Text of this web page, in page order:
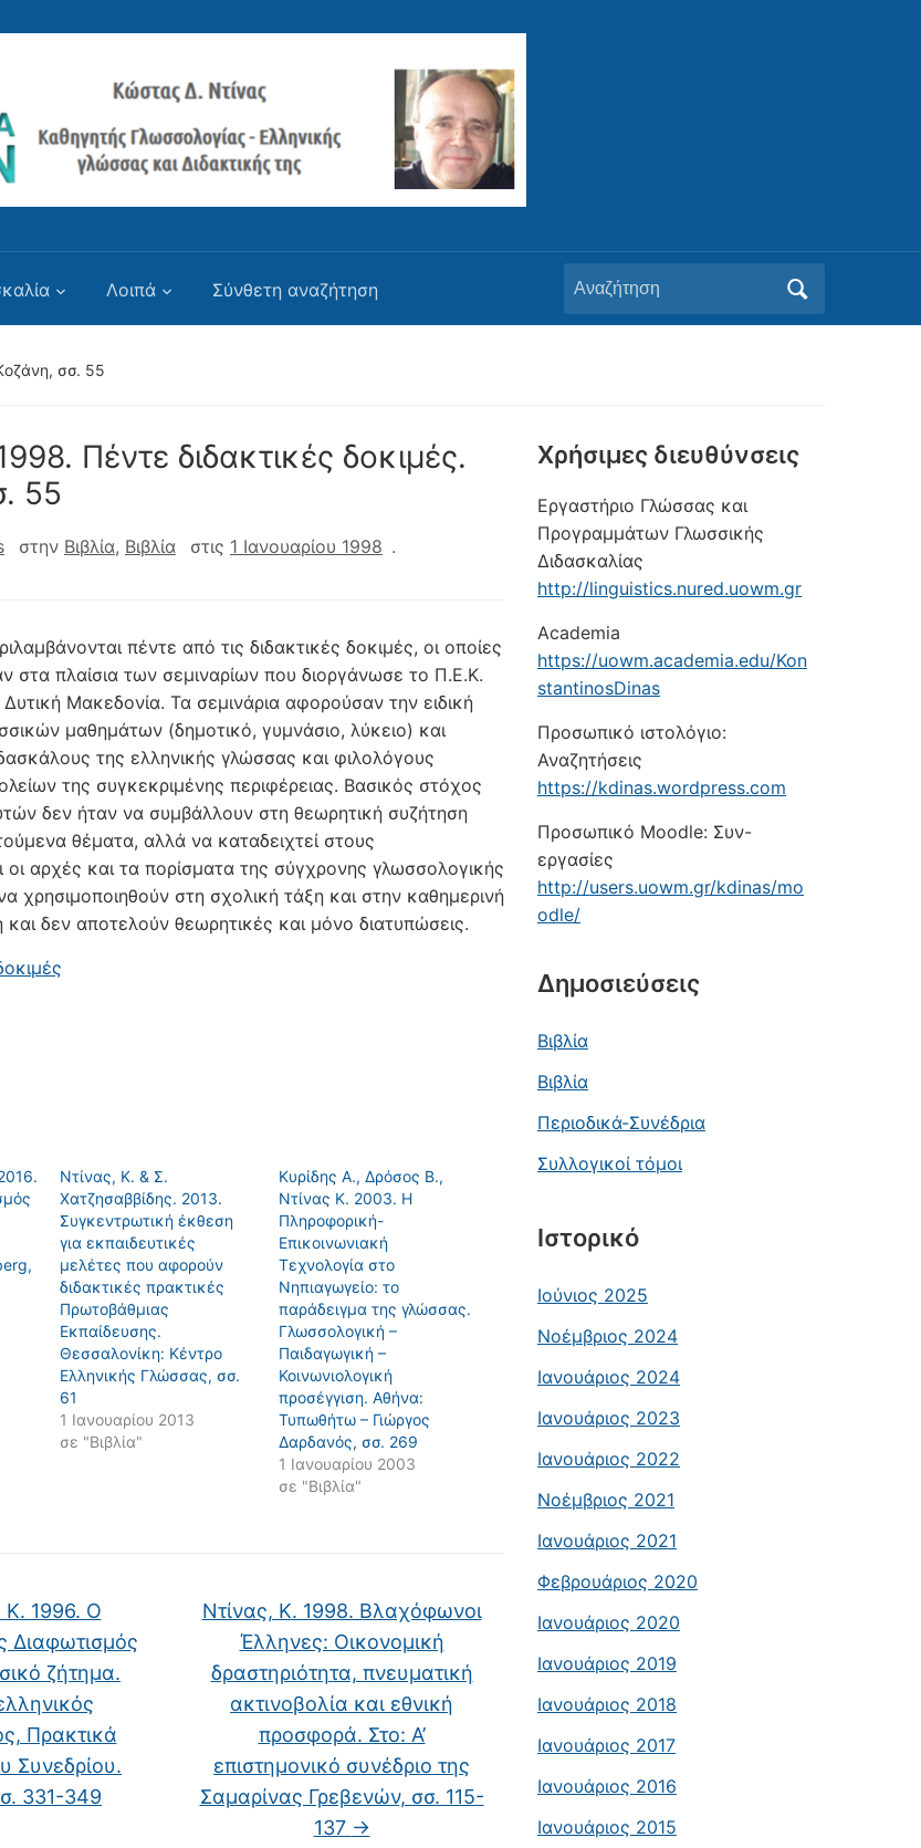
Λοιπά Σύνθετη αναζήτηση
Αναζήτηση
για:
σσ. 55
Πέντε διδακτικές δοκιμές.
55
στην Βιβλία, Βιβλία στις 1 Ιανουαρίου 1998 .
πέντε από τις διδακτικές δοκιμές, οι οποίες
στα πλαίσια των σεμιναρίων που διοργάνωσε το Π.Ε.Κ.
Μακεδονία. Τα σεμινάρια αφορούσαν την ειδική
μαθημάτων (δημοτικό, γυμνάσιο, λύκειο) και
της ελληνικής γλώσσας και φιλολόγους
της συγκεκριμένης περιφέρειας. Βασικός στόχος
δεν ήταν να συμβάλλουν στη θεωρητική συζήτηση
θέματα, αλλά να καταδειχτεί στους
οι αρχές και τα πορίσματα της σύγχρονης γλωσσολογικής
χρησιμοποιηθούν στη σχολική τάξη και στην καθημερινή
και δεν αποτελούν θεωρητικές και μόνο διατυπώσεις.
Ντίνας, Κ. & Σ.
Χατζησαββίδης. 2013.
Συγκεντρωτική έκθεση
για εκπαιδευτικές
μελέτες που αφορούν
διδακτικές πρακτικές
Πρωτοβάθμιας
Εκπαίδευσης.
Θεσσαλονίκη: Κέντρο
Ελληνικής Γλώσσας, σσ.
61
1 Ιανουαρίου 2013
σε "Βιβλία"
Κυρίδης Α., Δρόσος Β.,
Ντίνας Κ. 2003. H
Πληροφορική-
Eπικοινωνιακή
Tεχνολογία στο
Nηπιαγωγείο: το
παράδειγμα της γλώσσας.
Γλωσσολογική –
Παιδαγωγική –
Κοινωνιολογική
προσέγγιση. Αθήνα:
Τυπωθήτω – Γιώργος
Δαρδανός, σσ. 269
1 Ιανουαρίου 2003
σε "Βιβλία"
Κ. 1996. O
Διαφωτισμός
ζήτημα.
Πρακτικά
Συνεδρίου.
331-349
Ντίνας, Κ. 1998. Bλαχόφωνοι
Έλληνες: Oικονομική
δραστηριότητα, πνευματική
ακτινοβολία και εθνική
προσφορά. Στο: A’
επιστημονικό συνέδριο της
Σαμαρίνας Γρεβενών, σσ. 115-
137 →
Xρήσιμες διευθύνσεις
Εργαστήριο Γλώσσας και
Προγραμμάτων Γλωσσικής
Διδασκαλίας
http://linguistics.nured.uowm.gr
Academia
https://uowm.academia.edu/Kon
stantinosDinas
Προσωπικό ιστολόγιο:
Αναζητήσεις
https://kdinas.wordpress.com
Προσωπικό Moodle: Συν-
εργασίες
http://users.uowm.gr/kdinas/mo
odle/
Δημοσιεύσεις
Βιβλία
Βιβλία
Περιοδικά-Συνέδρια
Συλλογικοί τόμοι
Ιστορικό
Ιούνιος 2025
Νοέμβριος 2024
Ιανουάριος 2024
Ιανουάριος 2023
Ιανουάριος 2022
Νοέμβριος 2021
Ιανουάριος 2021
Φεβρουάριος 2020
Ιανουάριος 2020
Ιανουάριος 2019
Ιανουάριος 2018
Ιανουάριος 2017
Ιανουάριος 2016
Ιανουάριος 2015